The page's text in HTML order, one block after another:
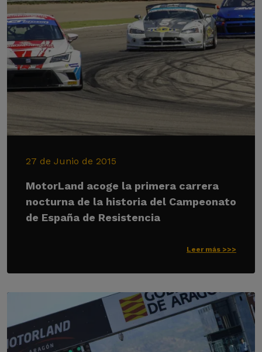
27 de Junio de 2015
MotorLand acoge la primera carrera
nocturna de la historia del Campeonato
de España de Resistencia
Leer más >>>